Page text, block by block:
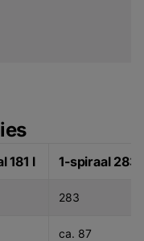
181 l 1-spiraal 283
283
ca. 87